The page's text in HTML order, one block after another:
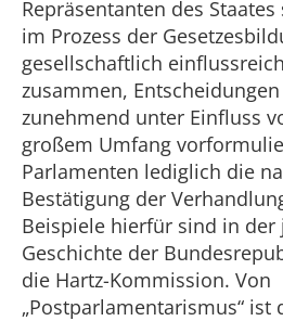
Repräsentanten des
im Prozess der
gesellschaftlich
zusammen,
zunehmend unter Einfluss
großem Umfang
Parlamenten lediglich die
Bestätigung der
Beispiele hierfür sind in der
Geschichte der
die Hartz-Kommission. Von
„Postparlamentarismus“ ist